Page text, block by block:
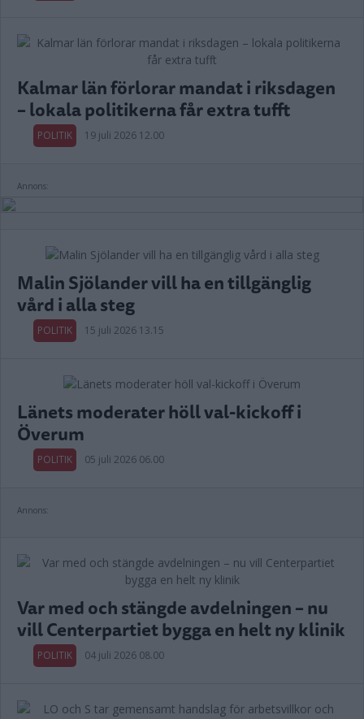
Kalmar län förlorar mandat i riksdagen
– lokala politikerna får extra tufft
POLITIK 19 juli 2026 12.00
Annons:
Malin Sjölander vill ha en tillgänglig
vård i alla steg
POLITIK 15 juli 2026 13.15
Länets moderater höll val-kickoff i
Överum
POLITIK 05 juli 2026 06.00
Annons:
Var med och stängde avdelningen – nu
vill Centerpartiet bygga en helt ny klinik
POLITIK 04 juli 2026 08.00